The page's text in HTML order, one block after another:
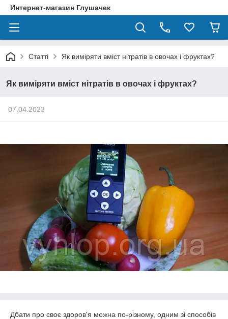
Интернет-магазин Глушачек
Статті Як виміряти вміст нітратів в овочах і фруктах?
Як виміряти вміст нітратів в овочах і фруктах?
07.04.2023
Дбати про своє здоров'я можна по-різному, одним зі способів